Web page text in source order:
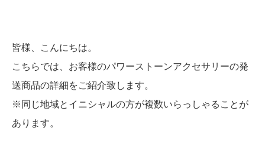
皆様、こんにちは。
こちらでは、お客様のパワーストーンアクセサリーの発
送商品の詳細をご紹介致します。
※同じ地域とイニシャルの方が複数いらっしゃることが
あります。